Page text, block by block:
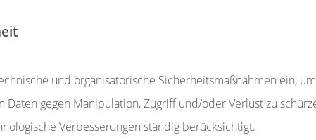
und organisatorische Sicherheitsmaßnahmen ein,
Daten gegen Manipulation, Zugriff und/oder Verlust zu
Verbesserungen ständig berücksichtigt.